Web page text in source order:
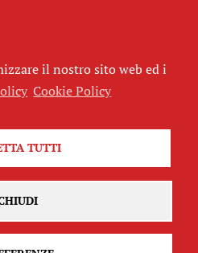
il nostro sito web ed i
Cookie Policy
TUTTI